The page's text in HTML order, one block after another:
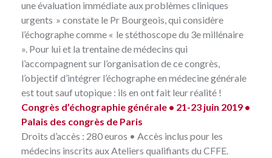
une évaluation immédiate aux problèmes cliniques
urgents » constate le Pr Bourgeois, qui considère
l’échographe comme « le stéthoscope du 3e millénaire
». Pour lui et la trentaine de médecins qui
l’accompagnent sur l’organisation de ce congrès,
l’objectif d’intégrer l’échographe en médecine générale
est tout sauf utopique : ils en ont fait leur réalité !
Congrès d’échographie générale • 21-23 juin 2019 •
Palais des congrès de Paris
Droits d’accès : 280 euros • Accès inclus pour les
médecins inscrits aux Ateliers qualifiants du CFFE.